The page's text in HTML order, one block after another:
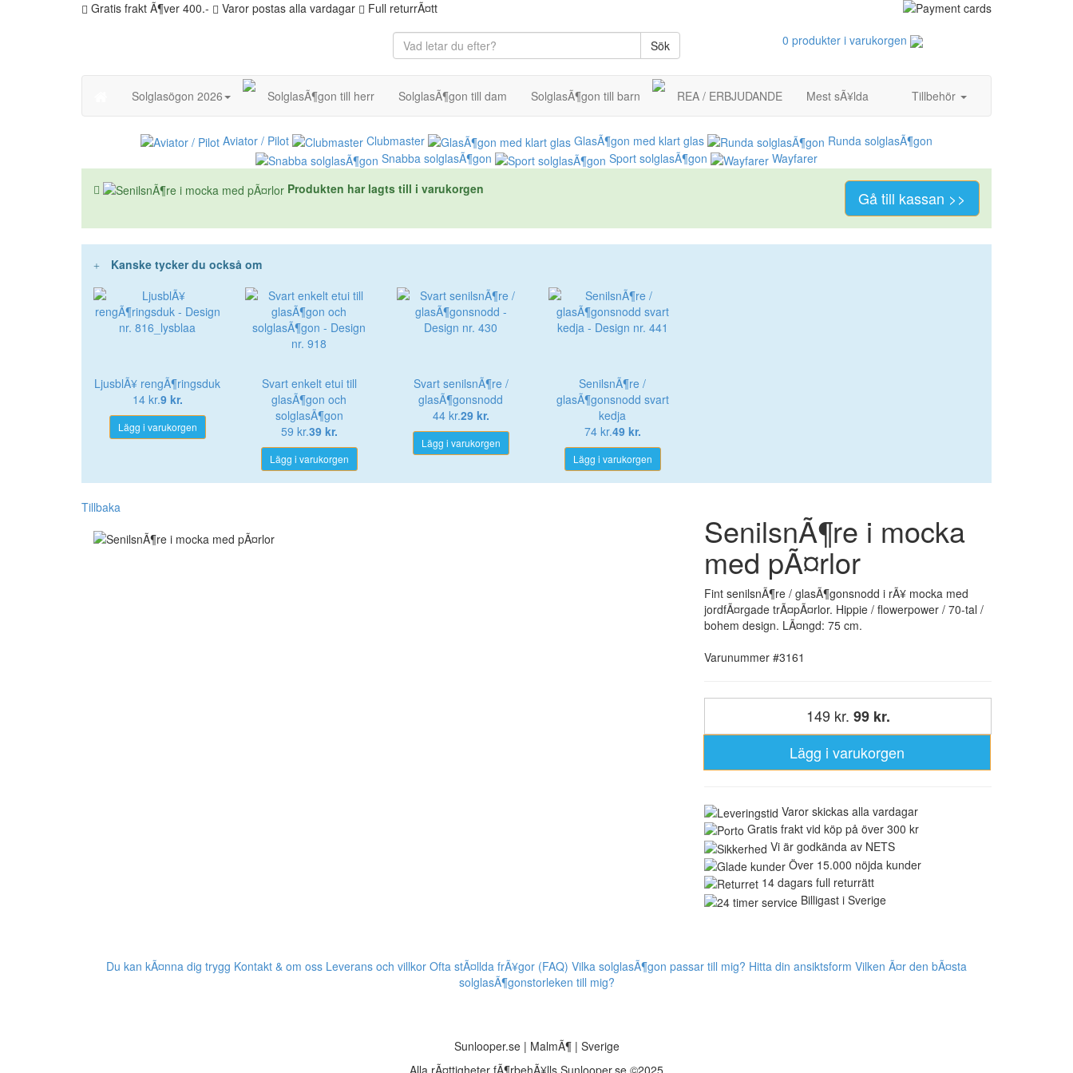
Gratis frakt Ã¶ver 400.- Varor postas alla vardagar Full returrÃ¤tt
Sök 0 produkter i varukorgen
Solglasögon 2026 SolglasÃ¶gon till herr SolglasÃ¶gon till dam SolglasÃ¶gon till barn REA / ERBJUDANDE Mest sÃ¥lda Tillbehör
Aviator / Pilot Clubmaster GlasÃ¶gon med klart glas
Runda solglasÃ¶gon
Snabba solglasÃ¶gon
Sport solglasÃ¶gon
Wayfarer
Produkten har lagts till i varukorgen
Gå till kassan >>
Kanske tycker du också om
LjusblÃ¥ rengÃ¶ringsduk
14 kr.9 kr.
Lägg i varukorgen
Svart enkelt etui till
glasÃ¶gon och
solglasÃ¶gon
59 kr.39 kr.
Lägg i varukorgen
Svart senilsnÃ¶re /
glasÃ¶gonsnodd
44 kr.29 kr.
Lägg i varukorgen
SenilsnÃ¶re /
glasÃ¶gonsnodd svart
kedja
74 kr.49 kr.
Lägg i varukorgen
Tillbaka
SenilsnÃ¶re i mocka
med pÃ¤rlor
Fint senilsnÃ¶re / glasÃ¶gonsnodd i rÃ¥ mocka med
jordfÃ¤rgade trÃ¤pÃ¤rlor. Hippie / flowerpower / 70-tal /
bohem design. LÃ¤ngd: 75 cm.
Varunummer #3161
149 kr. 99 kr.
Lägg i varukorgen
Varor skickas alla vardagar
Gratis frakt vid köp på över 300 kr
Vi är godkända av NETS
Över 15.000 nöjda kunder
14 dagars full returrätt
Billigast i Sverige
Du kan kÃ¤nna dig trygg Kontakt & om oss Leverans och villkor Ofta stÃ¤llda frÃ¥gor (FAQ) Vilka solglasÃ¶gon passar till mig? Hitta din ansiktsform Vilken Ã¤r den bÃ¤sta
solglasÃ¶gonstorleken till mig?
Sunlooper.se | MalmÃ¶ | Sverige
Alla rÃ¤ttigheter fÃ¶rbehÃ¥lls Sunlooper.se ©2025